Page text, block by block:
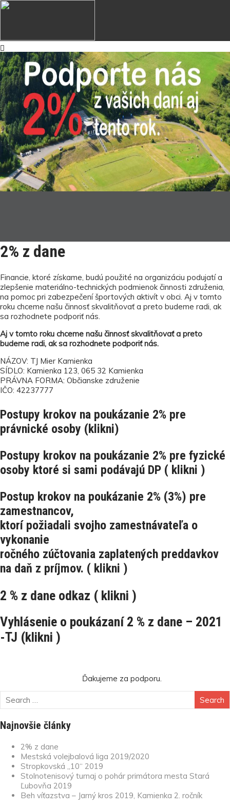
Úvod
O nás
Naša činnosť
História TJ Mier Kamienka
Vedenie TJ
Ako sa stať členom
2% z dane
Aktuality
Odiely
Beh
Turistika
Bežecké lyžovanie
Volejbal
Ostatné športy
Kontakt
2% z dane
Financie, ktoré získame, budú použité na organizáciu podujatí a
zlepšenie materiálno-technických podmienok činnosti združenia,
na pomoc pri zabezpečení športových aktivít v obci. Aj v tomto
roku chceme našu činnosť skvalitňovať a preto budeme radi, ak
sa rozhodnete podporiť nás.
Aj v tomto roku chceme našu činnosť skvalitňovať a preto
budeme radi, ak sa rozhodnete podporiť nás.
NÁZOV: TJ Mier Kamienka
SÍDLO: Kamienka 123, 065 32 Kamienka
PRÁVNA FORMA: Občianske združenie
IČO: 42237777
Postupy krokov na poukázanie 2% pre
právnické osoby (klikni)
Postupy krokov na poukázanie 2% pre fyzické
osoby ktoré si sami podávajú DP ( klikni )
Postup krokov na poukázanie 2% (3%) pre
zamestnancov,
ktorí požiadali svojho zamestnávateľa o
vykonanie
ročného zúčtovania zaplatených preddavkov
na daň z príjmov. ( klikni )
2 % z dane odkaz ( klikni )
Vyhlásenie o poukázaní 2 % z dane – 2021
-TJ (klikni )
Ďakujeme za podporu.
Najnovšie články
2% z dane
Mestská volejbalová liga 2019/2020
Stropkovská „10“ 2019
Stolnotenisový turnaj o pohár primátora mesta Stará
Ľubovňa 2019
Beh víťazstva – Jarný kros 2019, Kamienka 2. ročník